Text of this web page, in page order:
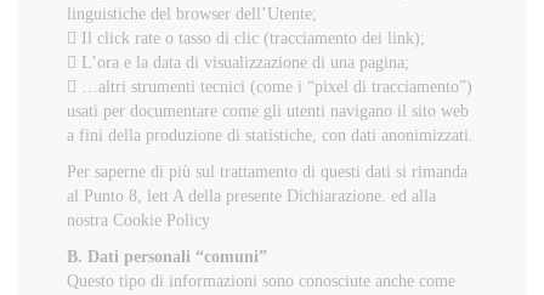
linguistiche del browser dell’Utente;
 Il click rate o tasso di clic (tracciamento dei link);
 L’ora e la data di visualizzazione di una pagina;
 …altri strumenti tecnici (come i “pixel di tracciamento”)
usati per documentare come gli utenti navigano il sito web
a fini della produzione di statistiche, con dati anonimizzati.
Per saperne di più sul trattamento di questi dati si rimanda
al Punto 8, lett A della presente Dichiarazione. ed alla
nostra Cookie Policy
B. Dati personali “comuni”
Questo tipo di informazioni sono conosciute anche come